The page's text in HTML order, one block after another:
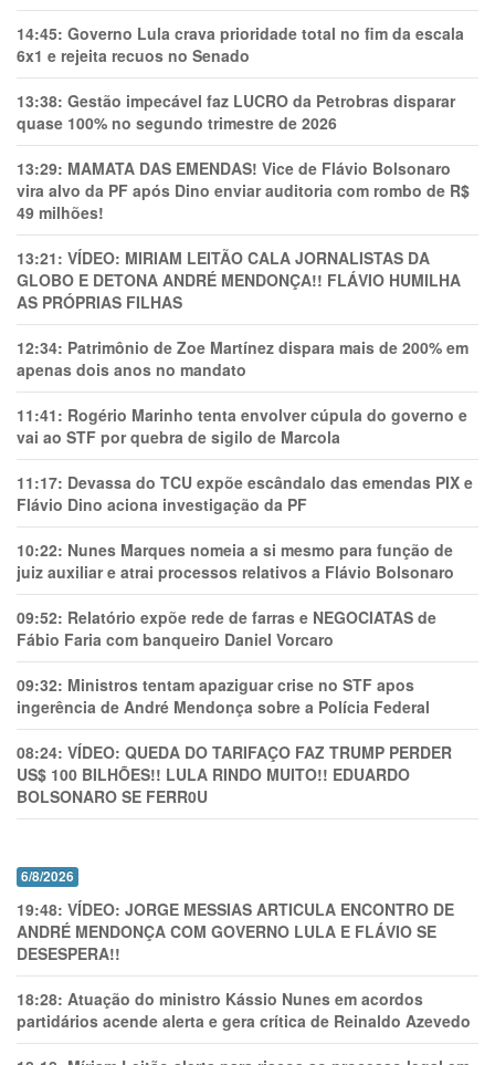
14:45: Governo Lula crava prioridade total no fim da escala
6x1 e rejeita recuos no Senado
13:38: Gestão impecável faz LUCRO da Petrobras disparar
quase 100% no segundo trimestre de 2026
13:29: MAMATA DAS EMENDAS! Vice de Flávio Bolsonaro
vira alvo da PF após Dino enviar auditoria com rombo de R$
49 milhões!
13:21: VÍDEO: MIRIAM LEITÃO CALA JORNALISTAS DA
GLOBO E DETONA ANDRÉ MENDONÇA!! FLÁVIO HUMILHA
AS PRÓPRIAS FILHAS
12:34: Patrimônio de Zoe Martínez dispara mais de 200% em
apenas dois anos no mandato
11:41: Rogério Marinho tenta envolver cúpula do governo e
vai ao STF por quebra de sigilo de Marcola
11:17: Devassa do TCU expõe escândalo das emendas PIX e
Flávio Dino aciona investigação da PF
10:22: Nunes Marques nomeia a si mesmo para função de
juiz auxiliar e atrai processos relativos a Flávio Bolsonaro
09:52: Relatório expõe rede de farras e NEGOCIATAS de
Fábio Faria com banqueiro Daniel Vorcaro
09:32: Ministros tentam apaziguar crise no STF apos
ingerência de André Mendonça sobre a Polícia Federal
08:24: VÍDEO: QUEDA DO TARIFAÇO FAZ TRUMP PERDER
US$ 100 BILHÕES!! LULA RINDO MUITO!! EDUARDO
BOLSONARO SE FERR0U
6/8/2026
19:48: VÍDEO: JORGE MESSIAS ARTICULA ENCONTRO DE
ANDRÉ MENDONÇA COM GOVERNO LULA E FLÁVIO SE
DESESPERA!!
18:28: Atuação do ministro Kássio Nunes em acordos
partidários acende alerta e gera crítica de Reinaldo Azevedo